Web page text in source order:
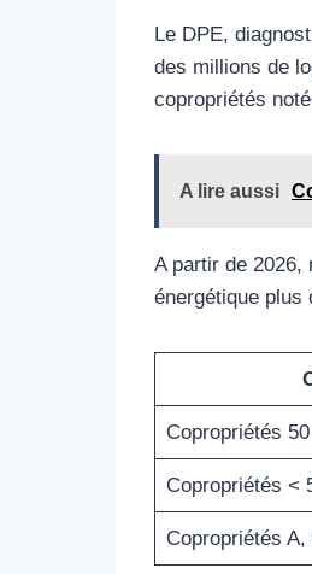
Le DPE,
des millions de
copropriétés
A lire aussi
A partir de 2026,
énergétique plus
Copropriétés
Copropriétés <
Copropriétés A,